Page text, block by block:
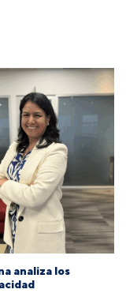
analiza los